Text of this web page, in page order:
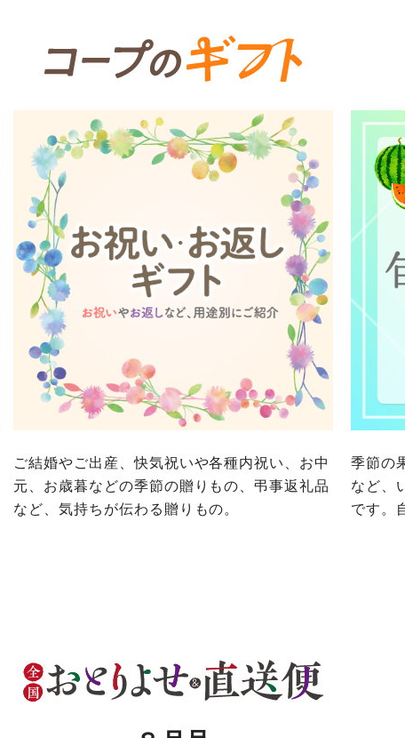
ご結婚やご出産、快気祝いや各種内祝い、お中
元、お歳暮などの季節の贈りもの、弔事返礼品
など、気持ちが伝わる贈りもの。
季節の
など、
です。
（ご利用規約・ご利用規程）に
受けて、コープきんき事業連合が運営しています。ご自
ださい。なお、クチコミ投稿については、利用約款の
大阪いずみ市民生協 わかやま市民生協
個人情報保護方針について
受けて、コープきんき事業連合が運営しています。お預
の「個人情報保護方針」にもどづいて、コープ事業連合
人情報保護方針」については各生協のボタンをクリック
京都生協 ならコープ
商取引法に基づく表記について
受けて、コープきんき事業連合が運営しています。販売
ついて」については各生協のボタンをクリックしてご確
京都生協 ならコープ
大阪いずみ市民生協